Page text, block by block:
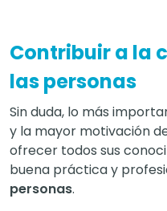
Contribuir a la
las personas
Sin duda, lo más
y la mayor motivación
ofrecer todos sus
buena práctica y
personas.